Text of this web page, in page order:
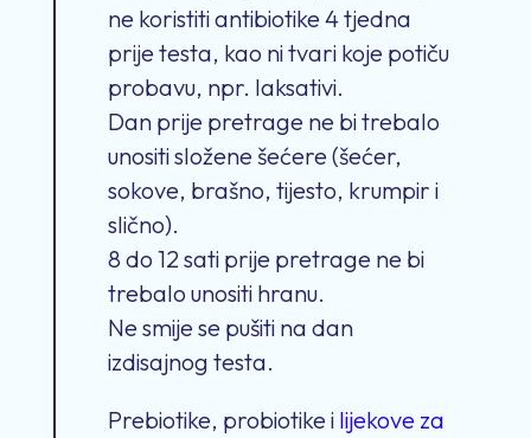
ne koristiti antibiotike 4 tjedna
prije testa, kao ni tvari koje potiču
probavu, npr. laksativi.
Dan prije pretrage ne bi trebalo
unositi složene šećere (šećer,
sokove, brašno, tijesto, krumpir i
slično).
8 do 12 sati prije pretrage ne bi
trebalo unositi hranu.
Ne smije se pušiti na dan
izdisajnog testa.
Prebiotike, probiotike i lijekove za